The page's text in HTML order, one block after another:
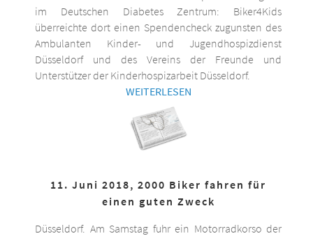
im Deutschen Diabetes Zentrum: Biker4Kids
überreichte dort einen Spendencheck zugunsten des
Ambulanten Kinder- und Jugendhospizdienst
Düsseldorf und des Vereins der Freunde und
Unterstützer der Kinderhospizarbeit Düsseldorf.
WEITERLESEN
11. Juni 2018, 2000 Biker fahren für
einen guten Zweck
Düsseldorf. Am Samstag fuhr ein Motorradkorso der